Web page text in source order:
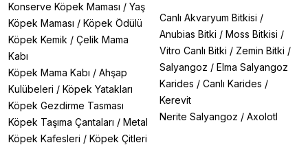
Konserve Köpek Maması / Yaş
Köpek Maması / Köpek Ödülü
Köpek Kemik / Çelik Mama
Kabı
Köpek Mama Kabı / Ahşap
Kulübeleri / Köpek Yatakları
Köpek Gezdirme Tasması
Köpek Taşıma Çantaları / Metal
Köpek Kafesleri / Köpek Çitleri
Canlı Akvaryum Bitkisi /
Anubias Bitki / Moss Bitkisi /
Vitro Canlı Bitki / Zemin Bitki /
Salyangoz / Elma Salyangoz
Karides / Canlı Karides /
Kerevit
Nerite Salyangoz / Axolotl